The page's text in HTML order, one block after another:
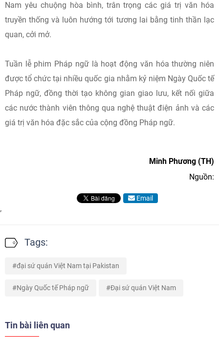
Nam yêu chuộng hòa bình, trân trọng các giá trị văn hóa
truyền thống và luôn hướng tới tương lai bằng tinh thần lạc
quan, cởi mở.
Tuần lễ phim Pháp ngữ là hoạt động văn hóa thường niên
được tổ chức tại nhiều quốc gia nhằm kỷ niệm Ngày Quốc tế
Pháp ngữ, đồng thời tạo không gian giao lưu, kết nối giữa
các nước thành viên thông qua nghệ thuật điện ảnh và các
giá trị văn hóa đặc sắc của cộng đồng Pháp ngữ.
Minh Phương (TH)
Nguồn:
Email
Tags:
đại sứ quán Việt Nam tại Pakistan
Ngày Quốc tế Pháp ngữ Đại sứ quán Việt Nam
Tin bài liên quan